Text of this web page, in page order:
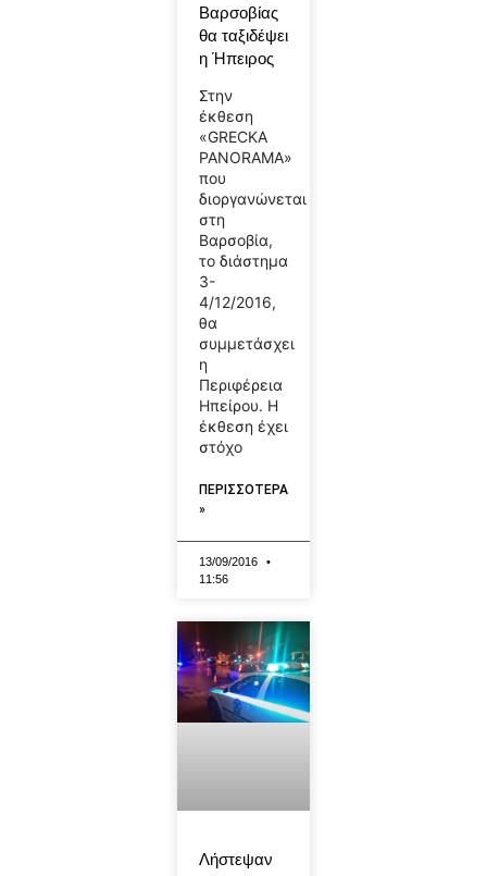
Βαρσοβίας
θα ταξιδέψει
η Ήπειρος
Στην
έκθεση
«GRECKA
PANORAMA»
που
διοργανώνεται
στη
Βαρσοβία,
το διάστημα
3-
4/12/2016,
θα
συμμετάσχει
η
Περιφέρεια
Ηπείρου. Η
έκθεση έχει
στόχο
ΠΕΡΙΣΣΟΤΕΡΑ
»
13/09/2016
11:56
Λήστεψαν